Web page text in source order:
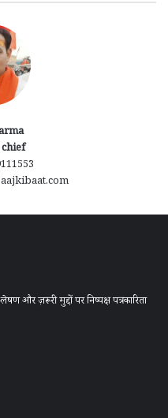
और ज़रूरी मुद्दों पर निष्पक्ष पत्रकारिता